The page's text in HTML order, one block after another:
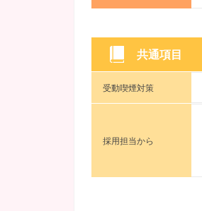
共通項目
受動喫煙対策
採用担当から